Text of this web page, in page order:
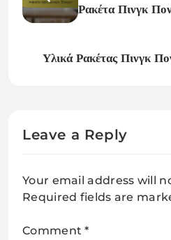
Ρακέτα Πινγκ
Ασφαλής λαβή,
Υλικά Ρακέτας Πινγκ
Leave a Reply
Your email address will
Required fields are
Comment*